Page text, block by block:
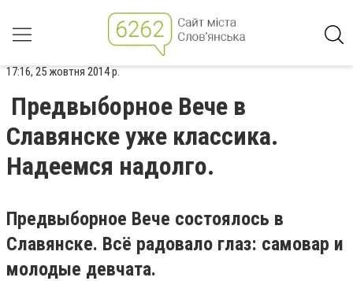
17:16, 25 жовтня 2014 р.
Предвыборное Вече в
Славянске уже классика.
Надеемся надолго.
Предвыборное Вече состоялось в
Славянске. Всё радовало глаз: самовар и
молодые девчата.